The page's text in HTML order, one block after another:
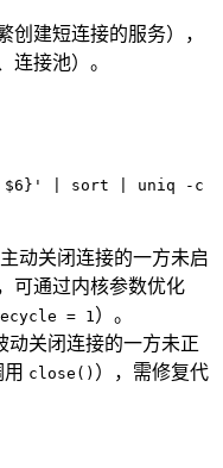
创建短连接的服务），
连接池）。
sort uniq -c
动关闭连接的一方未启
可通过内核参数优化
= 1）。
动关闭连接的一方未正
close() ），需修复代